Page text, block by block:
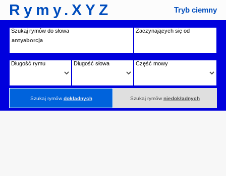
Rymy.XYZ Tryb ciemny
Szukaj rymów do słowa Zaczynających się od
Długość rymu Długość słowa Część mowy
Szukaj rymówdokładnych Szukaj rymów niedokładnych